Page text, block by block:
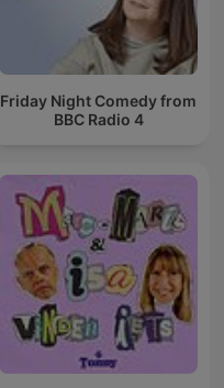
Friday Night Comedy from
BBC Radio 4